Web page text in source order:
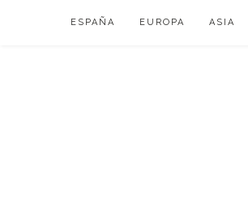
ESPAÑA EUROPA ASIA